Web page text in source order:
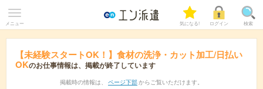
メニュー 気になる! ログイン 検索
【未経験スタートOK！】食材の洗浄・カット加工/日払い
OKのお仕事情報は、掲載が終了しています
掲載時の情報は、 ページ下部 からご覧いただけます。